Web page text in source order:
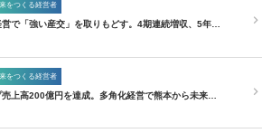
をつくる経営者
営で「強い産交」を取りもどす。4期連続増収、5年…
をつくる経営者
売上高200億円を達成。多角化経営で熊本から未来…